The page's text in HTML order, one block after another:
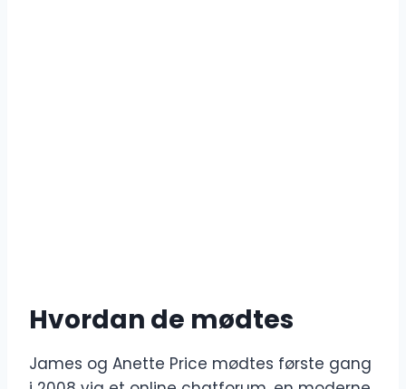
Hvordan de mødtes
James og Anette Price mødtes første gang